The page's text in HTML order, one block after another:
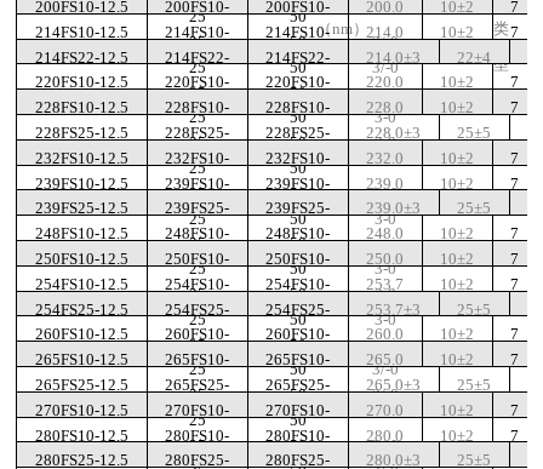
（nm ）
类
型
25 50
200FS10-12.5
200FS10-
25
200FS10-
50
200.0
3/-0
10±2
7
214FS10-12.5
214FS10-
25
214FS10-
50
214.0
3/-0
10±2
7
214FS22-12.5
214FS22-
25
214FS22-
50
214.0±3 22±4
220FS10-12.5
220FS10-
25
220FS10-
50
220.0
3-0
10±2
7
228FS10-12.5
228FS10-
25
228FS10-
50
228.0
3-0
10±2
7
228FS25-12.5
228FS25-
25
228FS25-
50
228.0±3 25±5
232FS10-12.5
232FS10-
25
232FS10-
50
232.0
3/-0
10±2
7
239FS10-12.5
239FS10-
25
239FS10-
50
239.0
3-0
10±2
7
239FS25-12.5
239FS25-
25
239FS25-
50
239.0±3 25±5
248FS10-12.5
248FS10-
25
248FS10-
50
248.0
3-0
10±2
7
250FS10-12.5
250FS10-
25
250FS10-
50
250.0
3-0
10±2
7
254FS10-12.5
254FS10-
25
254FS10-
50
253.7
3-0
10±2
7
254FS25-12.5
254FS25-
25
254FS25-
50
253.7±3 25±5
260FS10-12.5
260FS10-
25
260FS10-
50
260.0
3/-0
10±2
7
265FS10-12.5
265FS10-
25
265FS10-
50
265.0
3/-0
10±2
7
265FS25-12.5
265FS25-
25
265FS25-
50
265.0±3 25±5
270FS10-12.5
270FS10-
25
270FS10-
50
270.0
3/-0
10±2
7
280FS10-12.5
280FS10-
280FS10-
280.0
10±2
7
280FS25-12.5
280FS25-
280FS25-
280.0±3 25±5